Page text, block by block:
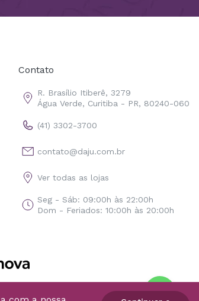
Contato
R. Brasílio Itiberê, 3279
Água Verde, Curitiba - PR, 80240-060
(41) 3302-3700
contato@daju.com.br
Ver todas as lojas
Seg - Sáb: 09:00h às 22:00h
Dom - Feriados: 10:00h às 20:00h